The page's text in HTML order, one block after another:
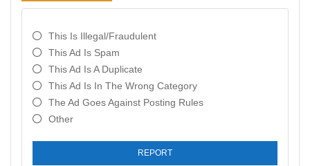
This Is Illegal/fraudulent
This Ad Is Spam
This Ad Is A Duplicate
This Ad Is In The Wrong Category
The Ad Goes Against Posting Rules
Other
REPORT